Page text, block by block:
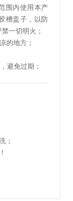
围内使用本产
槽盖子，以防
一切明火；
的地方；
律法规；
避免过期；
；